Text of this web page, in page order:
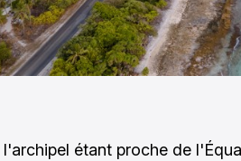
l'archipel étant proche de